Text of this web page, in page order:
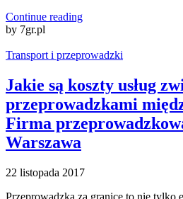
Continue reading
by 7gr.pl
Transport i przeprowadzki
Jakie są koszty usług
przeprowadzkami
Firma
Warszawa
22 listopada 2017